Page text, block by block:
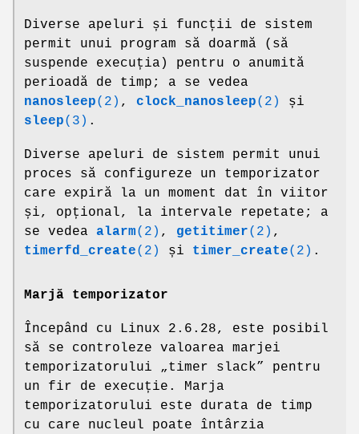
Diverse apeluri și funcții de sistem
permit unui program să doarmă (să
suspende execuția) pentru o anumită
perioadă de timp; a se vedea
nanosleep(2) , clock_nanosleep(2)
și
sleep(3) .
Diverse apeluri de sistem permit unui
proces să configureze un temporizator
care expiră la un moment dat în viitor
și, opțional, la intervale repetate; a
se vedea alarm(2) , getitimer(2) ,
timerfd_create(2) și timer_create(2) .
Marjă temporizator
Începând cu Linux 2.6.28, este posibil
să se controleze valoarea marjei
temporizatorului „timer slack” pentru
un fir de execuție. Marja
temporizatorului este durata de timp
cu care nucleul poate întârzia